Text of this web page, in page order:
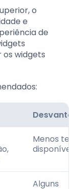
o
e
de
os widgets
Menos
disponíveis
Alguns